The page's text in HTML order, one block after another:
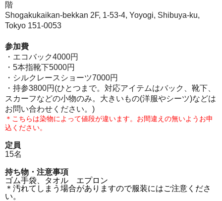
階
Shogakukaikan-bekkan 2F, 1-53-4, Yoyogi, Shibuya-ku,
Tokyo 151-0053
参加費
・エコバック4000円
・5本指靴下5000円
・シルクレースショーツ7000円
・持参3800円(ひとつまで。対応アイテムはバック、靴下、
スカーフなどの小物のみ。大きいもの(洋服やシーツ)などは
お問い合わせください。)
＊こちらは染物によって値段が違います。 お間違えの無いようお申
込ください。
定員
15名
持ち物・注意事項
ゴム手袋、タオル エプロン
＊汚れてしまう場合がありますので服装にはご注意くださ
い。